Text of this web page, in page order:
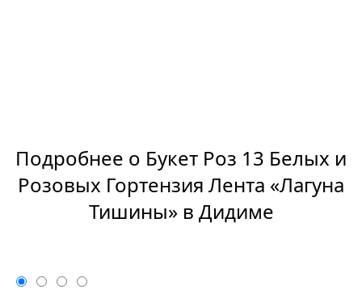
Подробнее о Букет Роз 13 Белых и
Розовых Гортензия Лента «Лагуна
Тишины» в Дидиме